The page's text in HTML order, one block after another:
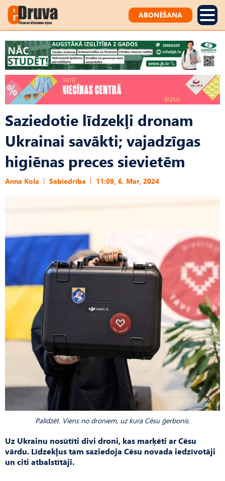
ABONĒŠANA
Saziedotie līdzekļi dronam
Ukrainai savākti; vajadzīgas
higiēnas preces sievietēm
Anna Kola Sabiedrība 11:09, 6. Mar, 2024
Palīdzēt. Viens no droniem, uz kura Cēsu ģerbonis.
Uz Ukrainu nosūtīti divi droni, kas marķēti ar Cēsu
vārdu. Līdzekļus tam saziedoja Cēsu novada iedzīvotāji
un citi atbalstītāji.